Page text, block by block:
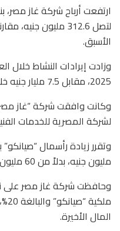
الأسبق.
2025، مقابل 7.5 مليار جنيه خلال 2024.
وكانت وافقت شركة “غاز
لشركة المصرية للخدمات
مليون جنيه، بدلاً من 60 مليون جنيه قبل الزيادة.
وحافظت شركة غاز مصر
المال الأخيرة.